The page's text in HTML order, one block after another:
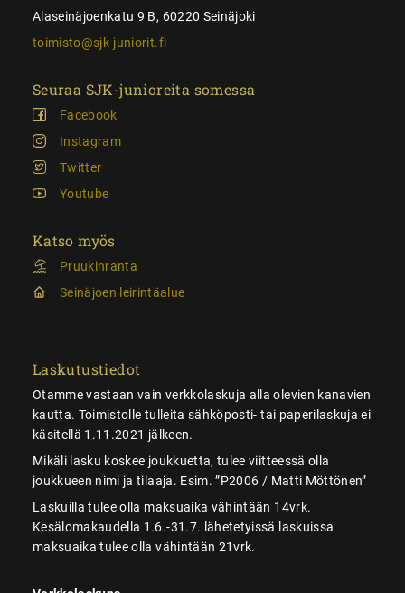
Alaseinäjoenkatu 9 B, 60220 Seinäjoki
toimisto@sjk-juniorit.fi
Seuraa SJK-junioreita somessa
Facebook
Instagram
Twitter
Youtube
Katso myös
Pruukinranta
Seinäjoen leirintäalue
Laskutustiedot
Otamme vastaan vain verkkolaskuja alla olevien kanavien
kautta. Toimistolle tulleita sähköposti- tai paperilaskuja ei
käsitellä 1.11.2021 jälkeen.
Mikäli lasku koskee joukkuetta, tulee viitteessä olla
joukkueen nimi ja tilaaja. Esim. ”P2006 / Matti Möttönen”
Laskuilla tulee olla maksuaika vähintään 14vrk.
Kesälomakaudella 1.6.-31.7. lähetetyissä laskuissa
maksuaika tulee olla vähintään 21vrk.